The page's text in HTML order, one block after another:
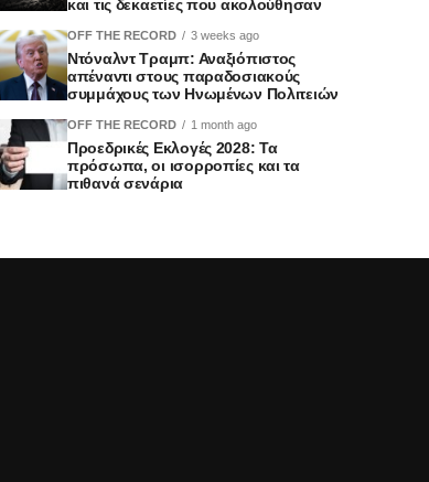
και τις δεκαετίες που ακολούθησαν
OFF THE RECORD 3 weeks ago
Ντόναλντ Τραμπ: Αναξιόπιστος
απέναντι στους παραδοσιακούς
συμμάχους των Ηνωμένων Πολιτειών
OFF THE RECORD 1 month ago
Προεδρικές Εκλογές 2028: Τα
πρόσωπα, οι ισορροπίες και τα
πιθανά σενάρια